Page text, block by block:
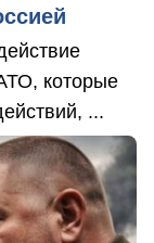
которые
...